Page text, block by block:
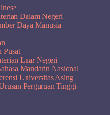
Dalam Negeri
Daya Manusia
Pusat
Luar Negeri
Mandarin Nasional
Universitas Asing
Perguruan Tinggi